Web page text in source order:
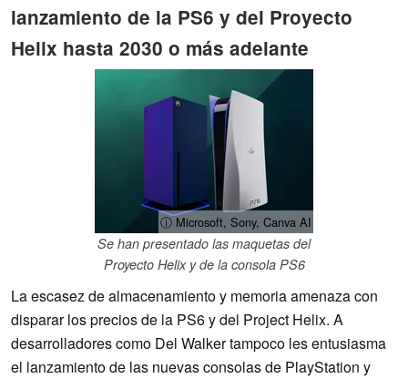
lanzamiento de la PS6 y del Proyecto
Helix hasta 2030 o más adelante
ⓘ Microsoft, Sony, Canva AI
Se han presentado las maquetas del
Proyecto Helix y de la consola PS6
La escasez de almacenamiento y memoria amenaza con
disparar los precios de la PS6 y del Project Helix. A
desarrolladores como Del Walker tampoco les entusiasma
el lanzamiento de las nuevas consolas de PlayStation y